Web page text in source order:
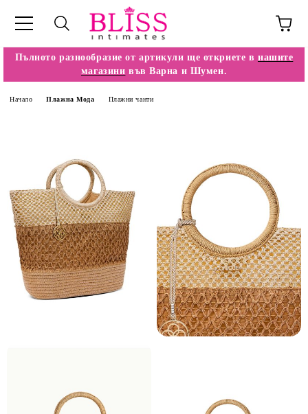
Пълното разнообразие от артикули ще откриете в нашите
магазини във Варна и Шумен.
Начало Плажна Мода Плажни чанти